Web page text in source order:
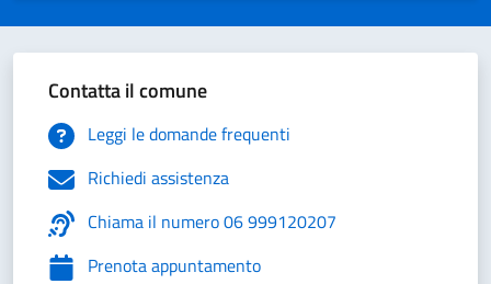
Contatta il comune
Leggi le domande frequenti
Richiedi assistenza
Chiama il numero 06 999120207
Prenota appuntamento